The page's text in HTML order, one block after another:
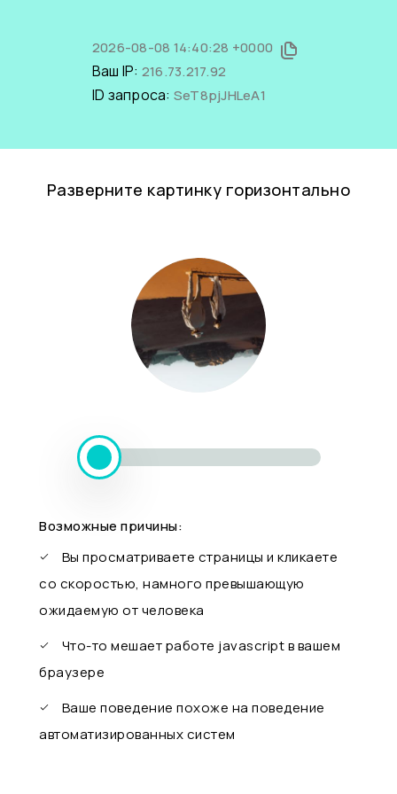
2026-08-08 14:40:28 +0000
Ваш IP: 216.73.217.92
ID запроса: SeT8pjJHLeA1
Разверните картинку горизонтально
Возможные причины:
Вы просматриваете страницы и кликаете
со скоростью, намного превышающую
ожидаемую от человека
Что-то мешает работе javascript в вашем
браузере
Ваше поведение похоже на поведение
автоматизированных систем